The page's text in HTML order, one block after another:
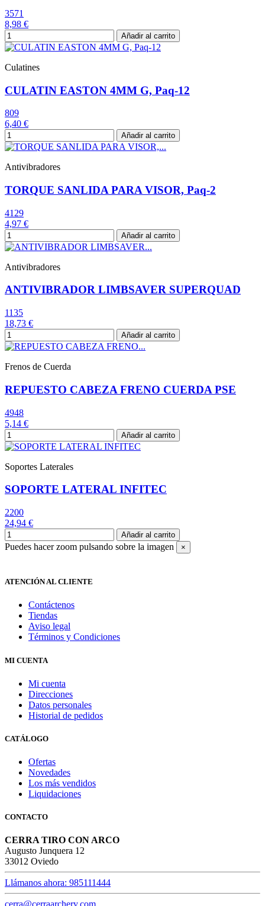
3571
8,98 €
Añadir al carrito
Culatines
CULATIN EASTON 4MM G, Paq-12
809
6,40 €
Añadir al carrito
Antivibradores
TORQUE SANLIDA PARA VISOR, Paq-2
4129
4,97 €
Añadir al carrito
Antivibradores
ANTIVIBRADOR LIMBSAVER SUPERQUAD
1135
18,73 €
Añadir al carrito
Frenos de Cuerda
REPUESTO CABEZA FRENO CUERDA PSE
4948
5,14 €
Añadir al carrito
Soportes Laterales
SOPORTE LATERAL INFITEC
2200
24,94 €
Añadir al carrito
Puedes hacer zoom pulsando sobre la imagen ×
ATENCIÓN AL CLIENTE
Contáctenos
Tiendas
Aviso legal
Términos y Condiciones
MI CUENTA
Mi cuenta
Direcciones
Datos personales
Historial de pedidos
CATÁLOGO
Ofertas
Novedades
Los más vendidos
Liquidaciones
CONTACTO
CERRA TIRO CON ARCO
Augusto Junquera 12
33012 Oviedo
Llámanos ahora: 985111444